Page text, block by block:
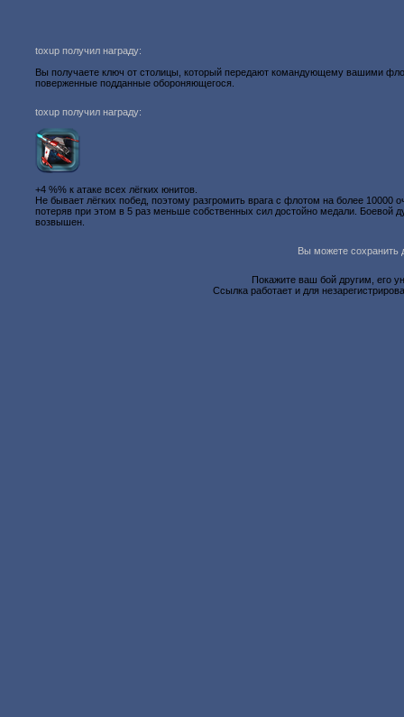
toxup получил награду:
Вы получаете ключ от столицы, который передают командующему вашими
поверженные подданные обороняющегося.
toxup получил награду:
+4 %% к атаке всех лёгких юнитов.
Не бывает лёгких побед, поэтому разгромить врага с флотом на более 10000
потеряв при этом в 5 раз меньше собственных сил достойно медали. Боевой
возвышен.
Вы можете сохранить
Покажите ваш бой другим, его
Ссылка работает и для